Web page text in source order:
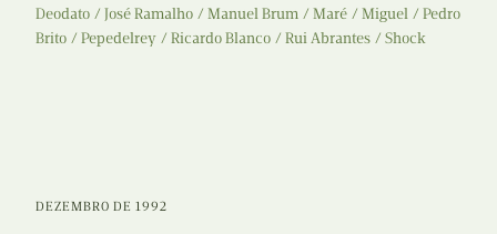
Deodato
José Ramalho Manuel Brum Maré Miguel
Pedro
Brito
Pepedelrey Ricardo Blanco Rui Abrantes Shock
DEZEMBRO DE 1992